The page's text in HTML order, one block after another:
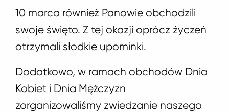
10 marca również Panowie obchodzili
swoje święto. Z tej okazji oprócz życzeń
otrzymali słodkie upominki.
Dodatkowo, w ramach obchodów Dnia
Kobiet i Dnia Mężczyzn
zorganizowaliśmy zwiedzanie naszego